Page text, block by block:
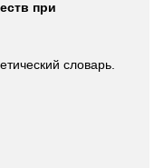
при
словарь.